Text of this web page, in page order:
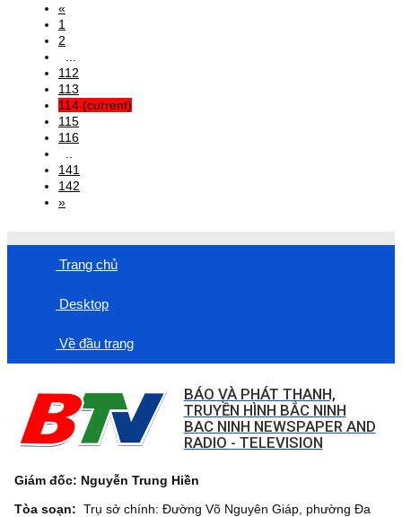
«
1
2
...
112
113
114 (current)
115
116
..
141
142
»
Trang chủ
Desktop
Về đầu trang
BÁO VÀ PHÁT THANH,
TRUYỀN HÌNH BẮC NINH
BAC NINH NEWSPAPER AND
RADIO - TELEVISION
Giám đốc: Nguyễn Trung Hiền
Tòa soạn: Trụ sở chính: Đường Võ Nguyên Giáp, phường Đa